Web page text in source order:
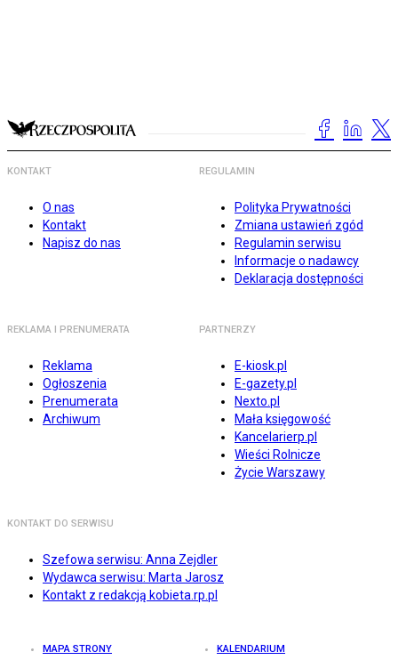
KONTAKT
O nas
Kontakt
Napisz do nas
REGULAMIN
Polityka Prywatności
Zmiana ustawień zgód
Regulamin serwisu
Informacje o nadawcy
Deklaracja dostępności
REKLAMA I PRENUMERATA
Reklama
Ogłoszenia
Prenumerata
Archiwum
PARTNERZY
E-kiosk.pl
E-gazety.pl
Nexto.pl
Mała księgowość
Kancelarierp.pl
Wieści Rolnicze
Życie Warszawy
KONTAKT DO SERWISU
Szefowa serwisu: Anna Zejdler
Wydawca serwisu: Marta Jarosz
Kontakt z redakcją kobieta.rp.pl
MAPA STRONY KALENDARIUM